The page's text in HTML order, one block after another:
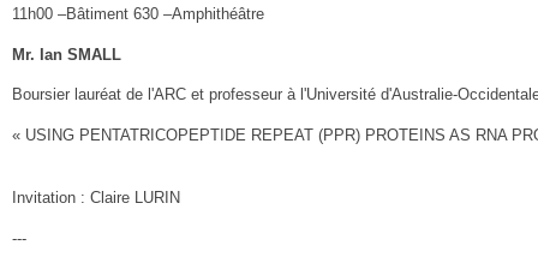
11h00 –Bâtiment 630 –Amphithéâtre
Mr. Ian SMALL
Boursier lauréat de l'ARC et professeur à l'Université d'Australie-
« USING PENTATRICOPEPTIDE REPEAT (PPR) PROTEINS AS RNA
Invitation : Claire LURIN
---